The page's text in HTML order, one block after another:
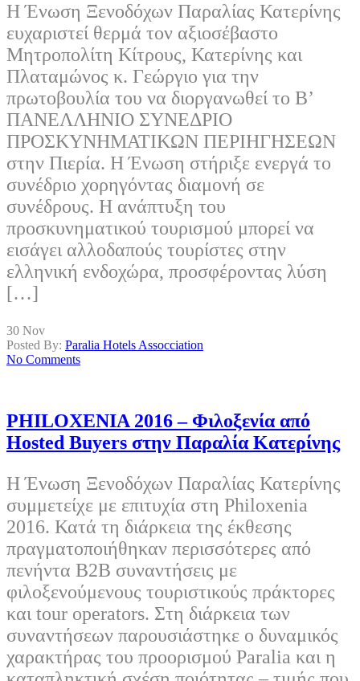
Η Ένωση Ξενοδόχων Παραλίας Κατερίνης
ευχαριστεί θερμά τον αξιοσέβαστο
Μητροπολίτη Κίτρους, Κατερίνης και
Πλαταμώνος κ. Γεώργιο για την
πρωτοβουλία του να διοργανωθεί το Β’
ΠΑΝΕΛΛΗΝΙΟ ΣΥΝΕΔΡΙΟ
ΠΡΟΣΚΥΝΗΜΑΤΙΚΩΝ ΠΕΡΙΗΓΗΣΕΩΝ
στην Πιερία. Η Ένωση στήριξε ενεργά το
συνέδριο χορηγόντας διαμονή σε
συνέδρους. Η ανάπτυξη του
προσκυνηματικού τουρισμού μπορεί να
εισάγει αλλοδαπούς τουρίστες στην
ελληνική ενδοχώρα, προσφέροντας λύση
[…]
30 Nov
Posted By: Paralia Hotels Assocciation
No Comments
PHILOXENIA 2016 – Φιλοξενία από
Hosted Buyers στην Παραλία Κατερίνης
Η Ένωση Ξενοδόχων Παραλίας Κατερίνης
συμμετείχε με επιτυχία στη Philoxenia
2016. Κατά τη διάρκεια της έκθεσης
πραγματοποιήθηκαν περισσότερες από
πενήντα B2B συναντήσεις με
φιλοξενούμενους τουριστικούς πράκτορες
και tour operators. Στη διάρκεια των
συναντήσεων παρουσιάστηκε ο δυναμικός
χαρακτήρας του προορισμού Paralia και η